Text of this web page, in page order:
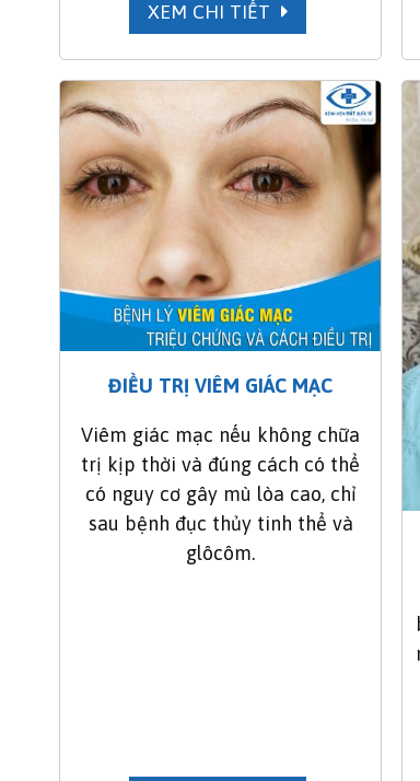
XEM CHI TIẾT
ĐIỀU TRỊ VIÊM GIÁC MẠC
Viêm giác mạc nếu không chữa
trị kịp thời và đúng cách có thể
có nguy cơ gây mù lòa cao, chỉ
sau bệnh đục thủy tinh thể và
glôcôm.